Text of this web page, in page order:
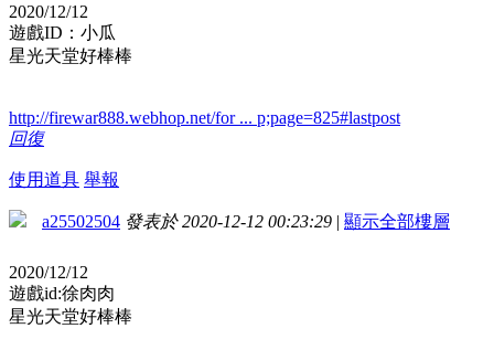
2020/12/12
遊戲ID：小瓜
星光天堂好棒棒
http://firewar888.webhop.net/for ... p;page=825#lastpost
回復
使用道具 舉報
a25502504 發表於 2020-12-12 00:23:29 | 顯示全部樓層
2020/12/12
遊戲id:徐肉肉
星光天堂好棒棒